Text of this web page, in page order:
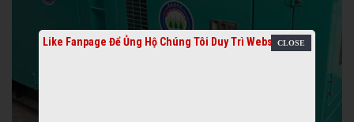
Like Fanpage Để Ủng Hộ Chúng Tôi Duy Trì Website